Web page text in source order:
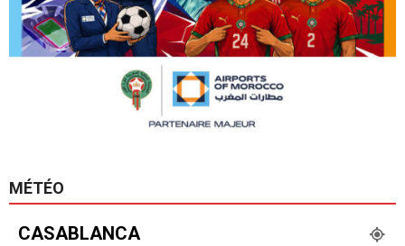
MÉTÉO
CASABLANCA